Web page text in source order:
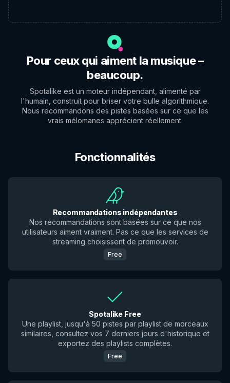
Pour ceux qui aiment la musique –
beaucoup.
Spotalike est un moteur indépendant, alimenté par
l'humain, construit pour briser votre bulle algorithmique.
Nous recommandons des pistes basées sur ce que les
vrais mélomanes apprécient réellement.
Fonctionnalités
Recommandations indépendantes
Nos recommandations sont basées sur ce que nos
utilisateurs aiment vraiment. Pas ce que les services de
streaming choisissent de promouvoir.
Free
Spotalike Free
Une playlist, jusqu'à 50 pistes par playlist de morceaux
similaires, consultez vos 7 derniers jours d'historique et
exportez des playlists complètes.
Free